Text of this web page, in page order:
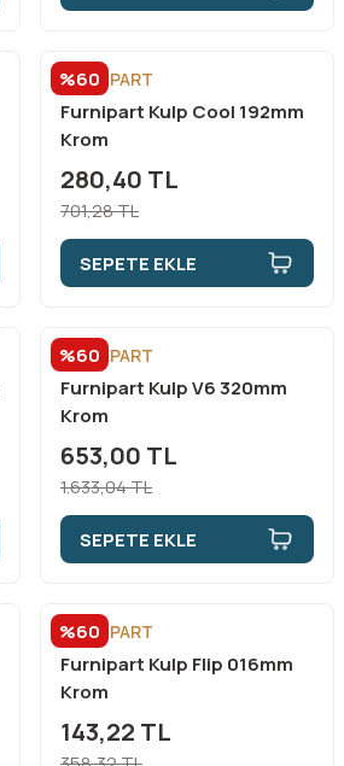
%60
FURNİPART
Furnipart Kulp Cool 192mm
Krom
280,40 TL
701,28 TL
SEPETE EKLE
%60
FURNİPART
Furnipart Kulp V6 320mm
Krom
653,00 TL
1.633,04 TL
SEPETE EKLE
%60
FURNİPART
Furnipart Kulp Flip 016mm
Krom
143,22 TL